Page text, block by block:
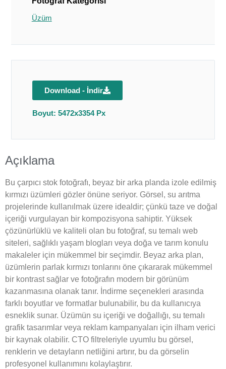
Üzüm
Download - İndir
Boyut: 5472x3354 Px
Açıklama
Bu çarpıcı stok fotoğrafı, beyaz bir arka planda izole edilmiş
kırmızı üzümleri gözler önüne seriyor. Görsel, su arıtma
projelerinde kullanılmak üzere idealdir; çünkü taze ve doğal
içeriği vurgulayan bir kompozisyona sahiptir. Yüksek
çözünürlüklü ve kaliteli olan bu fotoğraf, su temalı web
siteleri, sağlıklı yaşam blogları veya doğa ve tarım konulu
makaleler için mükemmel bir seçimdir. Beyaz arka plan,
üzümlerin parlak kırmızı tonlarını öne çıkararak mükemmel
bir kontrast sağlar ve fotoğrafın modern bir görünüm
kazanmasına olanak tanır. İndirme seçenekleri arasında
farklı boyutlar ve formatlar bulunabilir, bu da kullanıcıya
esneklik sunar. Üzümün su içeriği ve doğallığı, su temalı
grafik tasarımlar veya reklam kampanyaları için ilham verici
bir kaynak olabilir. CTO filtreleriyle uyumlu bu görsel,
renklerin ve detayların netliğini artırır, bu da görselin
profesyonel kullanımını kolaylaştırır.